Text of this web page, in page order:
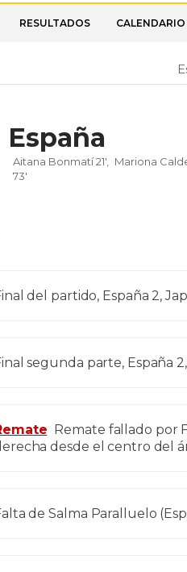
RESULTADOS CALENDARIO
España
Aitana Bonmatí 21',
Mariona
73'
del partido, España 2,
segunda parte, España 2,
Remate fallado por
desde el centro del
de Salma Paralluelo